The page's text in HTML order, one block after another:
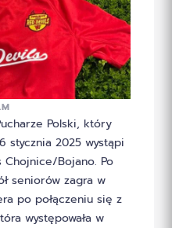
Polski, który
stycznia 2025 wystąpi
Chojnice/Bojano. Po
seniorów zagra w
po połączeniu się z
występowała w